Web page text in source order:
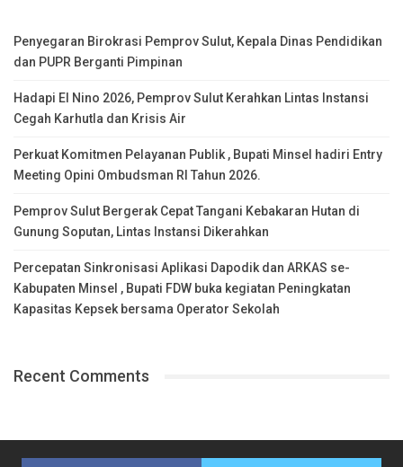
Penyegaran Birokrasi Pemprov Sulut, Kepala Dinas Pendidikan
dan PUPR Berganti Pimpinan
Hadapi El Nino 2026, Pemprov Sulut Kerahkan Lintas Instansi
Cegah Karhutla dan Krisis Air
Perkuat Komitmen Pelayanan Publik , Bupati Minsel hadiri Entry
Meeting Opini Ombudsman RI Tahun 2026.
Pemprov Sulut Bergerak Cepat Tangani Kebakaran Hutan di
Gunung Soputan, Lintas Instansi Dikerahkan
Percepatan Sinkronisasi Aplikasi Dapodik dan ARKAS se-
Kabupaten Minsel , Bupati FDW buka kegiatan Peningkatan
Kapasitas Kepsek bersama Operator Sekolah
Recent Comments